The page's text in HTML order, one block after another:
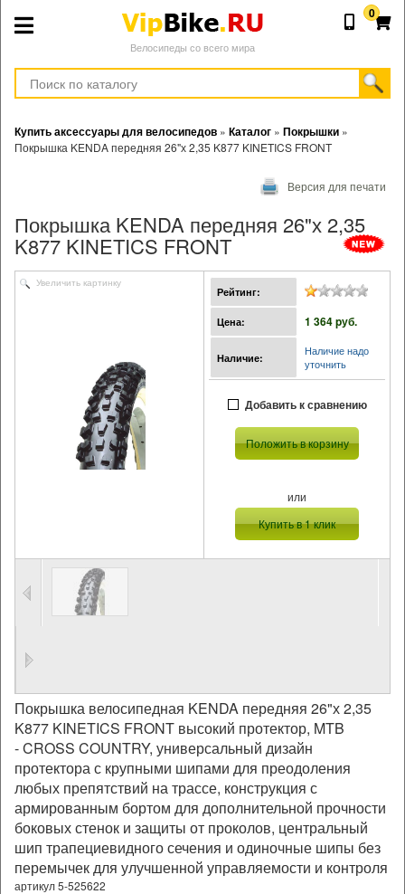
Велосипеды со всего мира
0
Купить аксессуары для велосипедов » Каталог » Покрышки »
Покрышка KENDA передняя 26"х 2,35 K877 KINETICS FRONT
Версия для печати
Покрышка KENDA передняя 26"х 2,35
K877 KINETICS FRONT
Увеличить картинку
Рейтинг:
Цена: 1 364 pуб.
Наличие:
Наличие надо
уточнить
Добавить к сравнению
Положить в корзину
или
Купить в 1 клик
Покрышка велосипедная KENDA передняя 26"х 2,35
K877 KINETICS FRONT высокий протектор, MTB
- CROSS COUNTRY, универсальный дизайн
протектора с крупными шипами для преодоления
любых препятствий на трассе, конструкция с
армированным бортом для дополнительной прочности
боковых стенок и защиты от проколов, центральный
шип трапециевидного сечения и одиночные шипы без
перемычек для улучшенной управляемости и контроля
артикул 5-525622